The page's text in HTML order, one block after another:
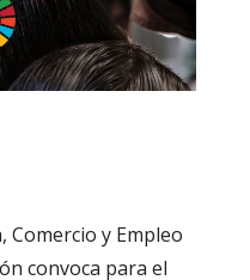
Comercio y Empleo
convoca para el